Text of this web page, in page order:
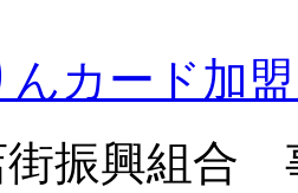
んカード加
街振興組合